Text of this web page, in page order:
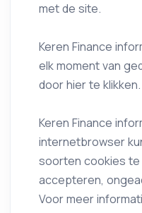
met de site.
Keren Finance
elk moment van
door hier te klikken.
Keren Finance
internetbrowser
soorten cookies
accepteren,
Voor meer